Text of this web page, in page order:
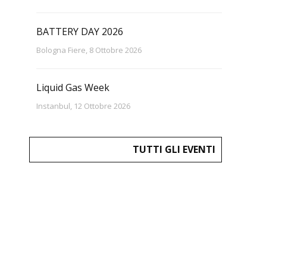
BATTERY DAY 2026
Bologna Fiere, 8 Ottobre 2026
Liquid Gas Week
Instanbul, 12 Ottobre 2026
TUTTI GLI EVENTI